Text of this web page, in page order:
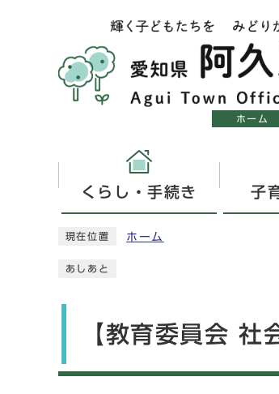
ホーム
くらし・手続き 子
現在位置 ホーム
あしあと
【教育委員会 社